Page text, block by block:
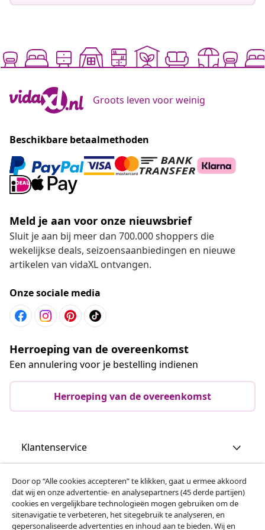
Groots leven voor weinig
Beschikbare betaalmethoden
Meld je aan voor onze nieuwsbrief
Sluit je aan bij meer dan 700.000 shoppers die
wekelijkse deals, seizoensaanbiedingen en nieuwe
artikelen van vidaXL ontvangen.
Onze sociale media
Herroeping van de overeenkomst
Een annulering voor je bestelling indienen
Herroeping van de overeenkomst
Klantenservice
Zakelijk
vidaXL
Door op “Alle cookies accepteren” te klikken, gaat u ermee akkoord
dat wij en onze advertentie- en analysepartners (45 derde partijen)
cookies en vergelijkbare technologieën mogen gebruiken om de
sitenavigatie te verbeteren, het sitegebruik te analyseren, en
gepersonaliseerde advertenties en inhoud aan te bieden. Wij en